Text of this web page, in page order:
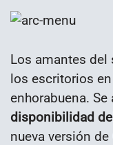
Los amantes del
los escritorios
enhorabuena.
disponibilidad
nueva versión